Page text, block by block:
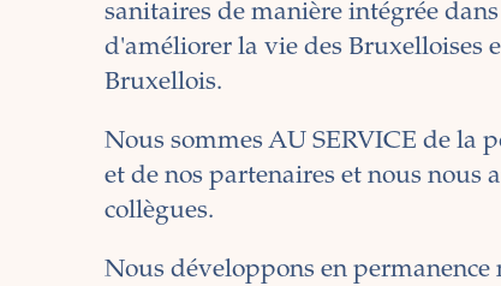
sanitaires de manière intégrée
d'améliorer la vie des Bruxelloises
Bruxellois.
Nous sommes AU SERVICE de la
et de nos partenaires et nous nous
collègues.
Nous développons en permanence